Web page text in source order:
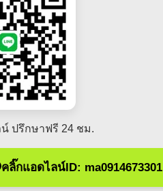
ปรึกษาฟรี 24 ชม.
คลิ๊กแอดไลน์ID: ma0914673301